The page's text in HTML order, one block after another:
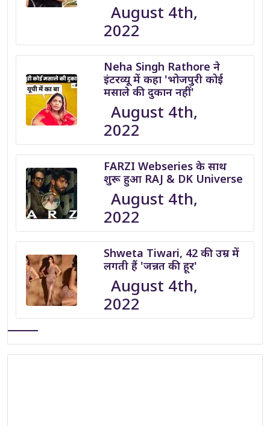
August 4th,
2022
Neha Singh Rathore ने
इंटरव्यू में कहा 'भोजपुरी कोई
मसाले की दुकान नहीं'
August 4th,
2022
FARZI Webseries के साथ
शुरू हुआ RAJ & DK Universe
August 4th,
2022
Shweta Tiwari, 42 की उम्र में
लगती हैं 'जन्नत की हूर'
August 4th,
2022